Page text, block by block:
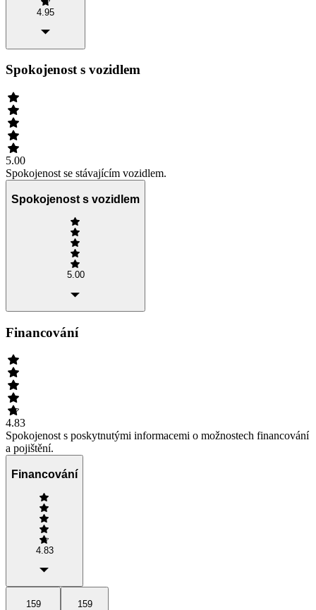
4.95
Spokojenost s vozidlem
5.00
Spokojenost se stávajícím vozidlem.
Spokojenost s vozidlem
5.00
Financování
4.83
Spokojenost s poskytnutými informacemi o možnostech financování
a pojištění.
Financování
4.83
159
159